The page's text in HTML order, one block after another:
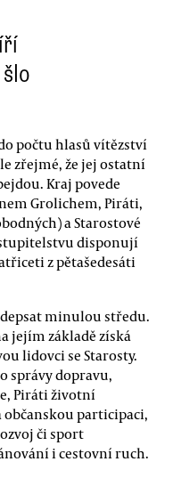
počtu hlasů vítězství
zřejmé, že jej ostatní
Kraj povede
Grolichem, Piráti,
a Starostové
disponují
z pětašedesáti
minulou středu.
jejím základě získá
lidovci se Starosty.
správy dopravu,
Piráti životní
participaci,
či sport
i cestovní ruch.